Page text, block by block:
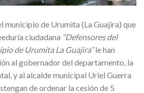
municipio de Urumita (La Guajira) que
ciudadana “Defensores del
de Urumita La Guajira”le han
al gobernador del departamento, la
y al alcalde municipal Uriel Guerra
de ordenar la cesión de 5